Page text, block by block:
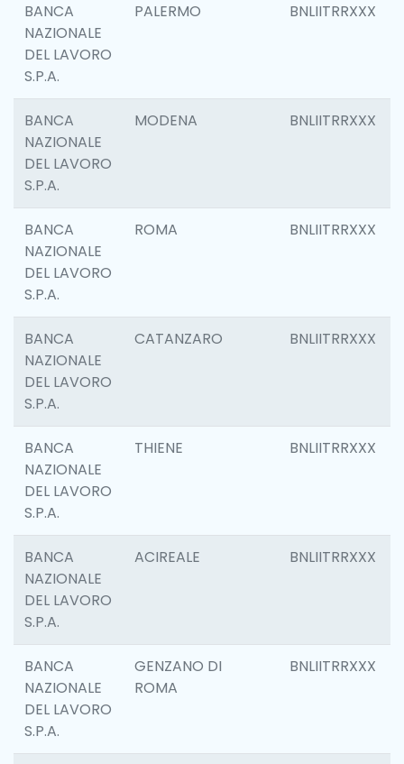
BANCA
NAZIONALE
DEL LAVORO
S.P.A.
PALERMO BNLIITRRXXX
BANCA
NAZIONALE
DEL LAVORO
S.P.A.
MODENA BNLIITRRXXX
BANCA
NAZIONALE
DEL LAVORO
S.P.A.
ROMA BNLIITRRXXX
BANCA
NAZIONALE
DEL LAVORO
S.P.A.
CATANZARO BNLIITRRXXX
BANCA
NAZIONALE
DEL LAVORO
S.P.A.
THIENE BNLIITRRXXX
BANCA
NAZIONALE
DEL LAVORO
S.P.A.
ACIREALE BNLIITRRXXX
BANCA
NAZIONALE
DEL LAVORO
S.P.A.
GENZANO DI
ROMA
BNLIITRRXXX